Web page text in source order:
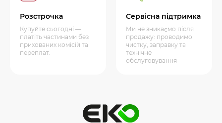
Розстрочка
Купуйте сьогодні —
платіть частинами без
прихованих комісій та
переплат.
Сервісна підтримка
Ми не зникаємо після
продажу: проводимо
чистку, заправку та
технічне
обслуговування